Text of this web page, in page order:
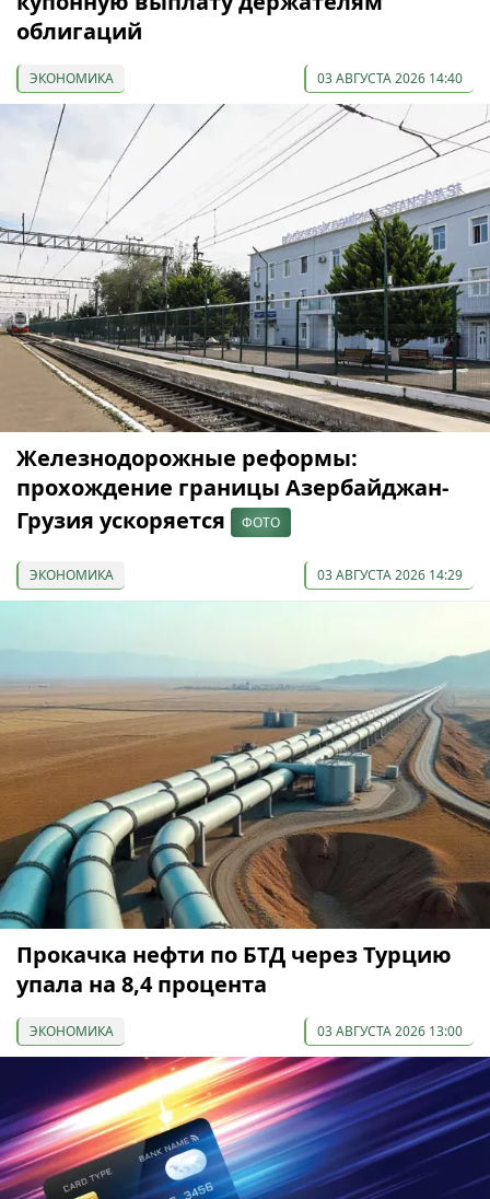
облигаций
ЭКОНОМИКА 03 АВГУСТА 2026 14:40
Железнодорожные реформы:
прохождение границы Азербайджан-
Грузия ускоряется
ФОТО
ЭКОНОМИКА 03 АВГУСТА 2026 14:29
Прокачка нефти по БТД через Турцию
упала на 8,4 процента
ЭКОНОМИКА 03 АВГУСТА 2026 13:00